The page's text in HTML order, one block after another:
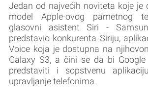
Jedan od najvećih noviteta koje je
model Apple-ovog pametnog
glasovni asistent Siri -
predstavio konkurenta Siriju,
Voice koja je dostupna na
Galaxy S3, a čini se da bi
predstaviti i sopstvenu
upravljanje telefonima.